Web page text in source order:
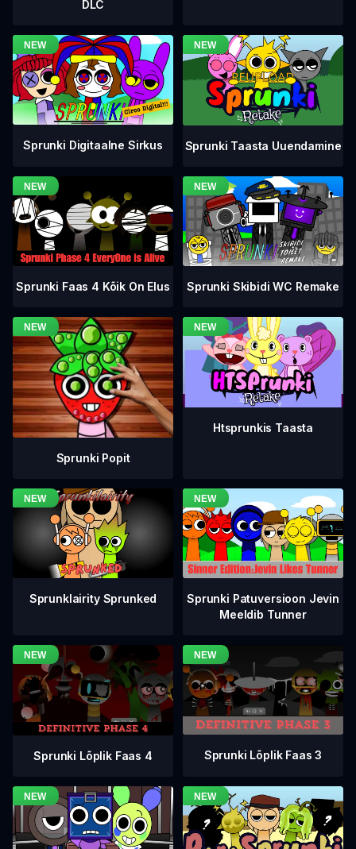
DLC
Sprunki Digitaalne Sirkus Sprunki Taasta Uuendamine
Sprunki Faas 4 Kõik On Elus Sprunki Skibidi WC Remake
Sprunki Popit
Htsprunkis Taasta
Sprunklairity Sprunked
Sprunki Patuversioon Jevin
Meeldib Tunner
Sprunki Lõplik Faas 4 Sprunki Lõplik Faas 3